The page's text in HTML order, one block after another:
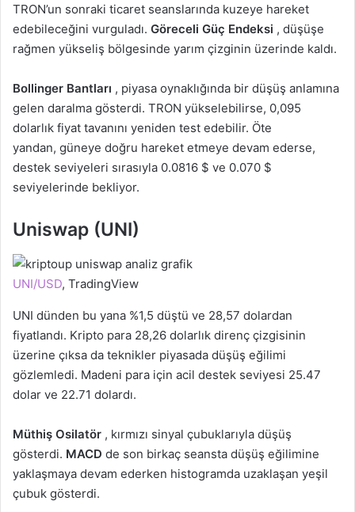
TRON’un sonraki ticaret seanslarında kuzeye hareket
edebileceğini vurguladı. Göreceli Güç Endeksi , düşüşe
rağmen yükseliş bölgesinde yarım çizginin üzerinde kaldı.
Bollinger Bantları , piyasa oynaklığında bir düşüş anlamına
gelen daralma gösterdi. TRON yükselebilirse, 0,095
dolarlık fiyat tavanını yeniden test edebilir. Öte
yandan, güneye doğru hareket etmeye devam ederse,
destek seviyeleri sırasıyla 0.0816 $ ve 0.070 $
seviyelerinde bekliyor.
Uniswap (UNI)
UNI/USD, TradingView
UNI dünden bu yana %1,5 düştü ve 28,57 dolardan
fiyatlandı. Kripto para 28,26 dolarlık direnç çizgisinin
üzerine çıksa da teknikler piyasada düşüş eğilimi
gözlemledi. Madeni para için acil destek seviyesi 25.47
dolar ve 22.71 dolardı.
Müthiş Osilatör , kırmızı sinyal çubuklarıyla düşüş
gösterdi. MACD de son birkaç seansta düşüş eğilimine
yaklaşmaya devam ederken histogramda uzaklaşan yeşil
çubuk gösterdi.